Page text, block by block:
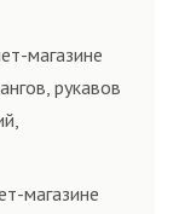
условиям
магазине
рукавов
условиям
магазине